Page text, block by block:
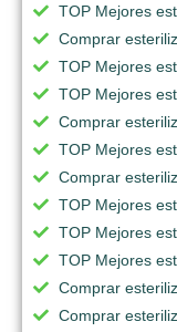
TOP Mejores
Comprar
TOP Mejores
TOP Mejores
Comprar
TOP Mejores
Comprar
TOP Mejores
TOP Mejores
TOP Mejores
Comprar
Comprar